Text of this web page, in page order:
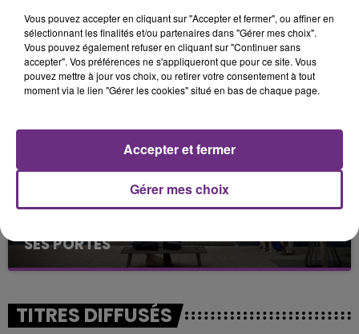
LA CENTRALE NUCLÉAIRE DE CHOOZ
TOUJOURS À L'ARRÊT
Cela fait déjà une semaine que la centrale
nucléaire ardennaise est à l'arrêt. Une situation
justifiée par la sécheresse intense qui est toujours
SES PORTES
C'était l'une des institutions du centre-ville
fermer ses portes.
TITRES DIFFUSÉS
Vous pouvez accepter en cliquant sur "Accepter et fermer", ou affiner en
sélectionnant les finalités et/ou partenaires dans "Gérer mes choix".
Vous pouvez également refuser en cliquant sur "Continuer sans
accepter". Vos préférences ne s'appliqueront que pour ce site. Vous
pouvez mettre à jour vos choix, ou retirer votre consentement à tout
moment via le lien "Gérer les cookies" situé en bas de chaque page.
Gérer mes choix
Accepter et fermer